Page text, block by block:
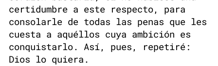
certidumbre a este respecto, para
consolarle de todas las penas que les
cuesta a aquéllos cuya ambición es
conquistarlo. Así, pues, repetiré:
Dios lo quiera.